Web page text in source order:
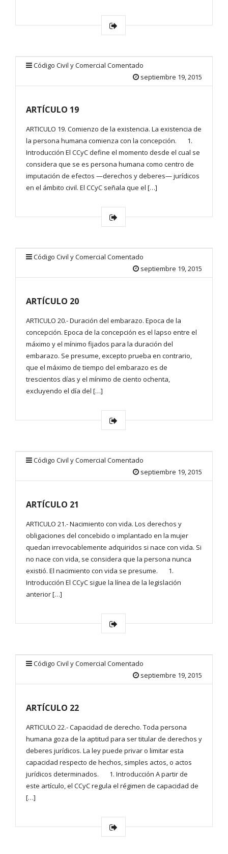
Código Civil y Comercial Comentado
septiembre 19, 2015
ARTÍCULO 19
ARTICULO 19. Comienzo de la existencia. La existencia de
la persona humana comienza con la concepción. 1.
Introducción El CCyC define el momento desde el cual se
considera que se es persona humana como centro de
imputación de efectos —derechos y deberes— jurídicos
en el ámbito civil. El CCyC señala que el […]
Código Civil y Comercial Comentado
septiembre 19, 2015
ARTÍCULO 20
ARTICULO 20.- Duración del embarazo. Epoca de la
concepción. Epoca de la concepción es el lapso entre el
máximo y el mínimo fijados para la duración del
embarazo. Se presume, excepto prueba en contrario,
que el máximo de tiempo del embarazo es de
trescientos días y el mínimo de ciento ochenta,
excluyendo el día del […]
Código Civil y Comercial Comentado
septiembre 19, 2015
ARTÍCULO 21
ARTICULO 21.- Nacimiento con vida. Los derechos y
obligaciones del concebido o implantado en la mujer
quedan irrevocablemente adquiridos si nace con vida. Si
no nace con vida, se considera que la persona nunca
existió. El nacimiento con vida se presume. 1.
Introducción El CCyC sigue la línea de la legislación
anterior […]
Código Civil y Comercial Comentado
septiembre 19, 2015
ARTÍCULO 22
ARTICULO 22.- Capacidad de derecho. Toda persona
humana goza de la aptitud para ser titular de derechos y
deberes jurídicos. La ley puede privar o limitar esta
capacidad respecto de hechos, simples actos, o actos
jurídicos determinados. 1. Introducción A partir de
este artículo, el CCyC regula el régimen de capacidad de
[…]